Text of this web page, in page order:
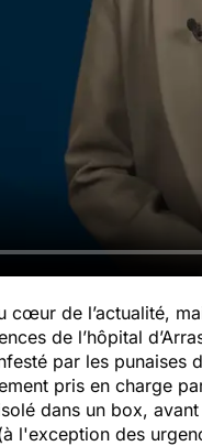
cœur de l’actualité,
de l’hôpital
par les punaises
pris en charge
dans un box,
l'exception des